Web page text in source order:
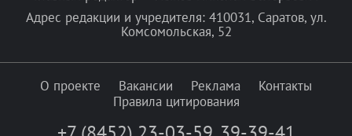
Адрес редакции и учредителя: 410031, Саратов, ул.
Комсомольская, 52
О проекте Вакансии Реклама
Контакты
Правила цитирования